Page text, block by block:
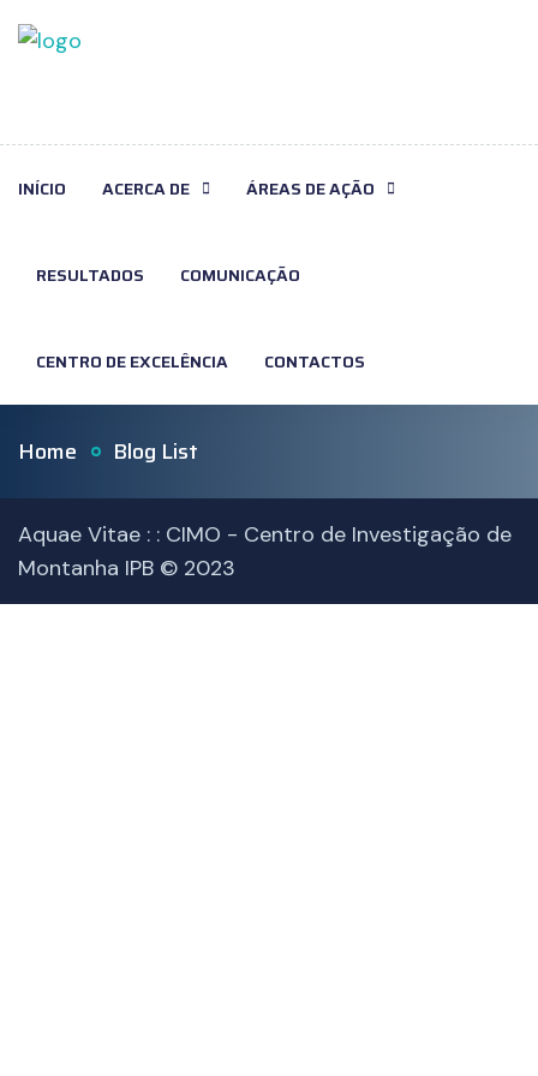
INÍCIO ACERCA DE ÁREAS DE AÇÃO
RESULTADOS COMUNICAÇÃO
CENTRO DE EXCELÊNCIA CONTACTOS
Home Blog List
Aquae Vitae : : CIMO - Centro de Investigação de
Montanha IPB © 2023